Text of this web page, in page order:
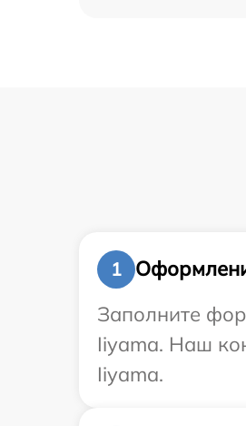
1
Заполните
Iiyama. Наш
Iiyama.